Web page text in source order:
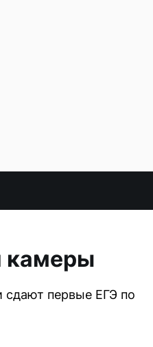
камеры
сдают первые ЕГЭ по